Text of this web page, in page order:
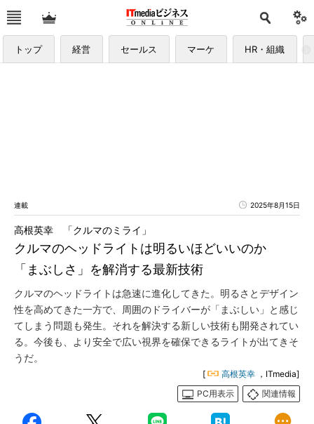
トップ 経営 セールス マーケ HR・組織
連載 2025年8月15日
クルマのヘッドライトは明るいほどいいのか
「まぶしさ」を解消する最新技術
高根英幸 「クルマのミライ」
クルマのヘッドライトは急速に進化してきた。明るさとデザイン
性を高めてきた一方で、周囲のドライバーが「まぶしい」と感じ
てしまう問題も発生。それを解決する新しい技術も開発されてい
る。今後も、より安全で広い視界を確保できるライトが出てきそ
うだ。
[ 高根英幸 ，ITmedia]
PC用表示
関連情報